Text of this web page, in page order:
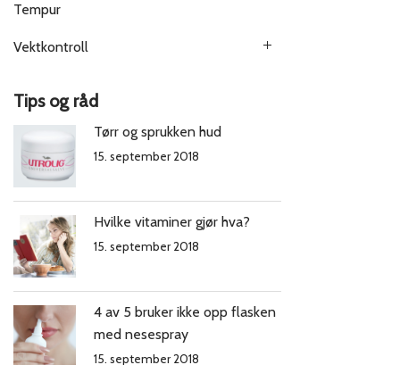
Tempur
Vektkontroll
Tips og råd
Tørr og sprukken hud
15. september 2018
Hvilke vitaminer gjør hva?
15. september 2018
4 av 5 bruker ikke opp flasken
med nesespray
15. september 2018